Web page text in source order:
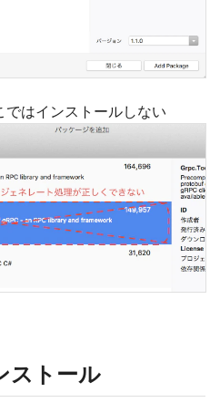
はインストールしない
ストール